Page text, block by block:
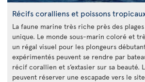
Récifs coralliens et poissons
La faune marine très riche près des
unique. Le monde sous-marin coloré et
un régal visuel pour les plongeurs
expérimentés peuvent se rendre par
récif corallien et s’extasier sur sa beauté.
peuvent réserver une escapade vers le